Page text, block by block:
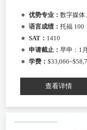
优势专业： 数字媒体
语言成绩： 托福 100
SAT： 1410
申请截止： 早申：1
学费：
查看详情